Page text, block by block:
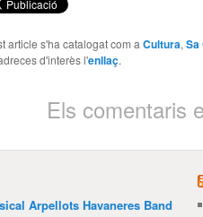
article s'ha catalogat com a Cultura, Sa
d'interès l'enllaç.
Els comentaris
Arpellots Havaneres Band